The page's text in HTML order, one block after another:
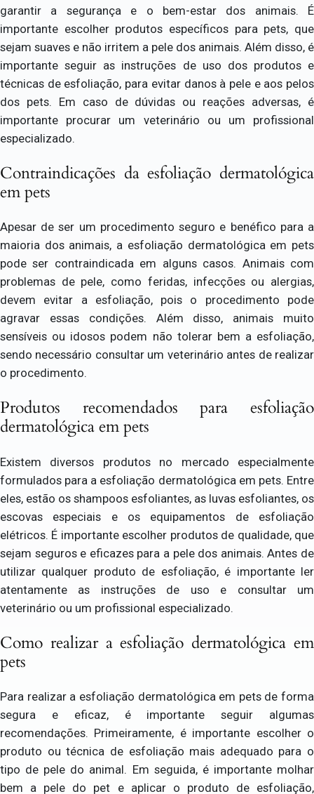
garantir a segurança e o bem-estar dos animais. É
importante escolher produtos específicos para pets, que
sejam suaves e não irritem a pele dos animais. Além disso, é
importante seguir as instruções de uso dos produtos e
técnicas de esfoliação, para evitar danos à pele e aos pelos
dos pets. Em caso de dúvidas ou reações adversas, é
importante procurar um veterinário ou um profissional
especializado.
Contraindicações da esfoliação dermatológica
em pets
Apesar de ser um procedimento seguro e benéfico para a
maioria dos animais, a esfoliação dermatológica em pets
pode ser contraindicada em alguns casos. Animais com
problemas de pele, como feridas, infecções ou alergias,
devem evitar a esfoliação, pois o procedimento pode
agravar essas condições. Além disso, animais muito
sensíveis ou idosos podem não tolerar bem a esfoliação,
sendo necessário consultar um veterinário antes de realizar
o procedimento.
Produtos recomendados para esfoliação
dermatológica em pets
Existem diversos produtos no mercado especialmente
formulados para a esfoliação dermatológica em pets. Entre
eles, estão os shampoos esfoliantes, as luvas esfoliantes, os
escovas especiais e os equipamentos de esfoliação
elétricos. É importante escolher produtos de qualidade, que
sejam seguros e eficazes para a pele dos animais. Antes de
utilizar qualquer produto de esfoliação, é importante ler
atentamente as instruções de uso e consultar um
veterinário ou um profissional especializado.
Como realizar a esfoliação dermatológica em
pets
Para realizar a esfoliação dermatológica em pets de forma
segura e eficaz, é importante seguir algumas
recomendações. Primeiramente, é importante escolher o
produto ou técnica de esfoliação mais adequado para o
tipo de pele do animal. Em seguida, é importante molhar
bem a pele do pet e aplicar o produto de esfoliação,